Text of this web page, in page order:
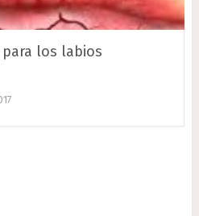
los labios